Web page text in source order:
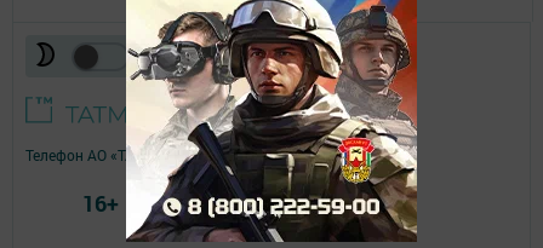
Телефон АО «ТАТМЕДИА»:(843) 222 09 84
16+